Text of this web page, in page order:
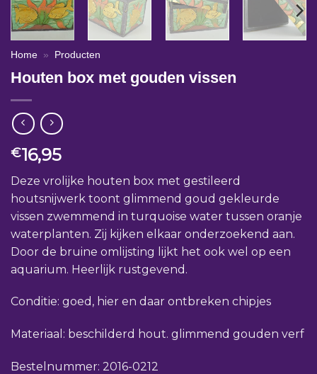
Home » Producten
Houten box met gouden vissen
€16,95
Deze vrolijke houten box met gestileerd
houtsnijwerk toont glimmend goud gekleurde
vissen zwemmend in turquoise water tussen oranje
waterplanten. Zij kijken elkaar onderzoekend aan.
Door de bruine omlijsting lijkt het ook wel op een
aquarium. Heerlijk rustgevend.
Conditie: goed, hier en daar ontbreken chipjes
Materiaal: beschilderd hout. glimmend gouden verf
Bestelnummer: 2016-0212